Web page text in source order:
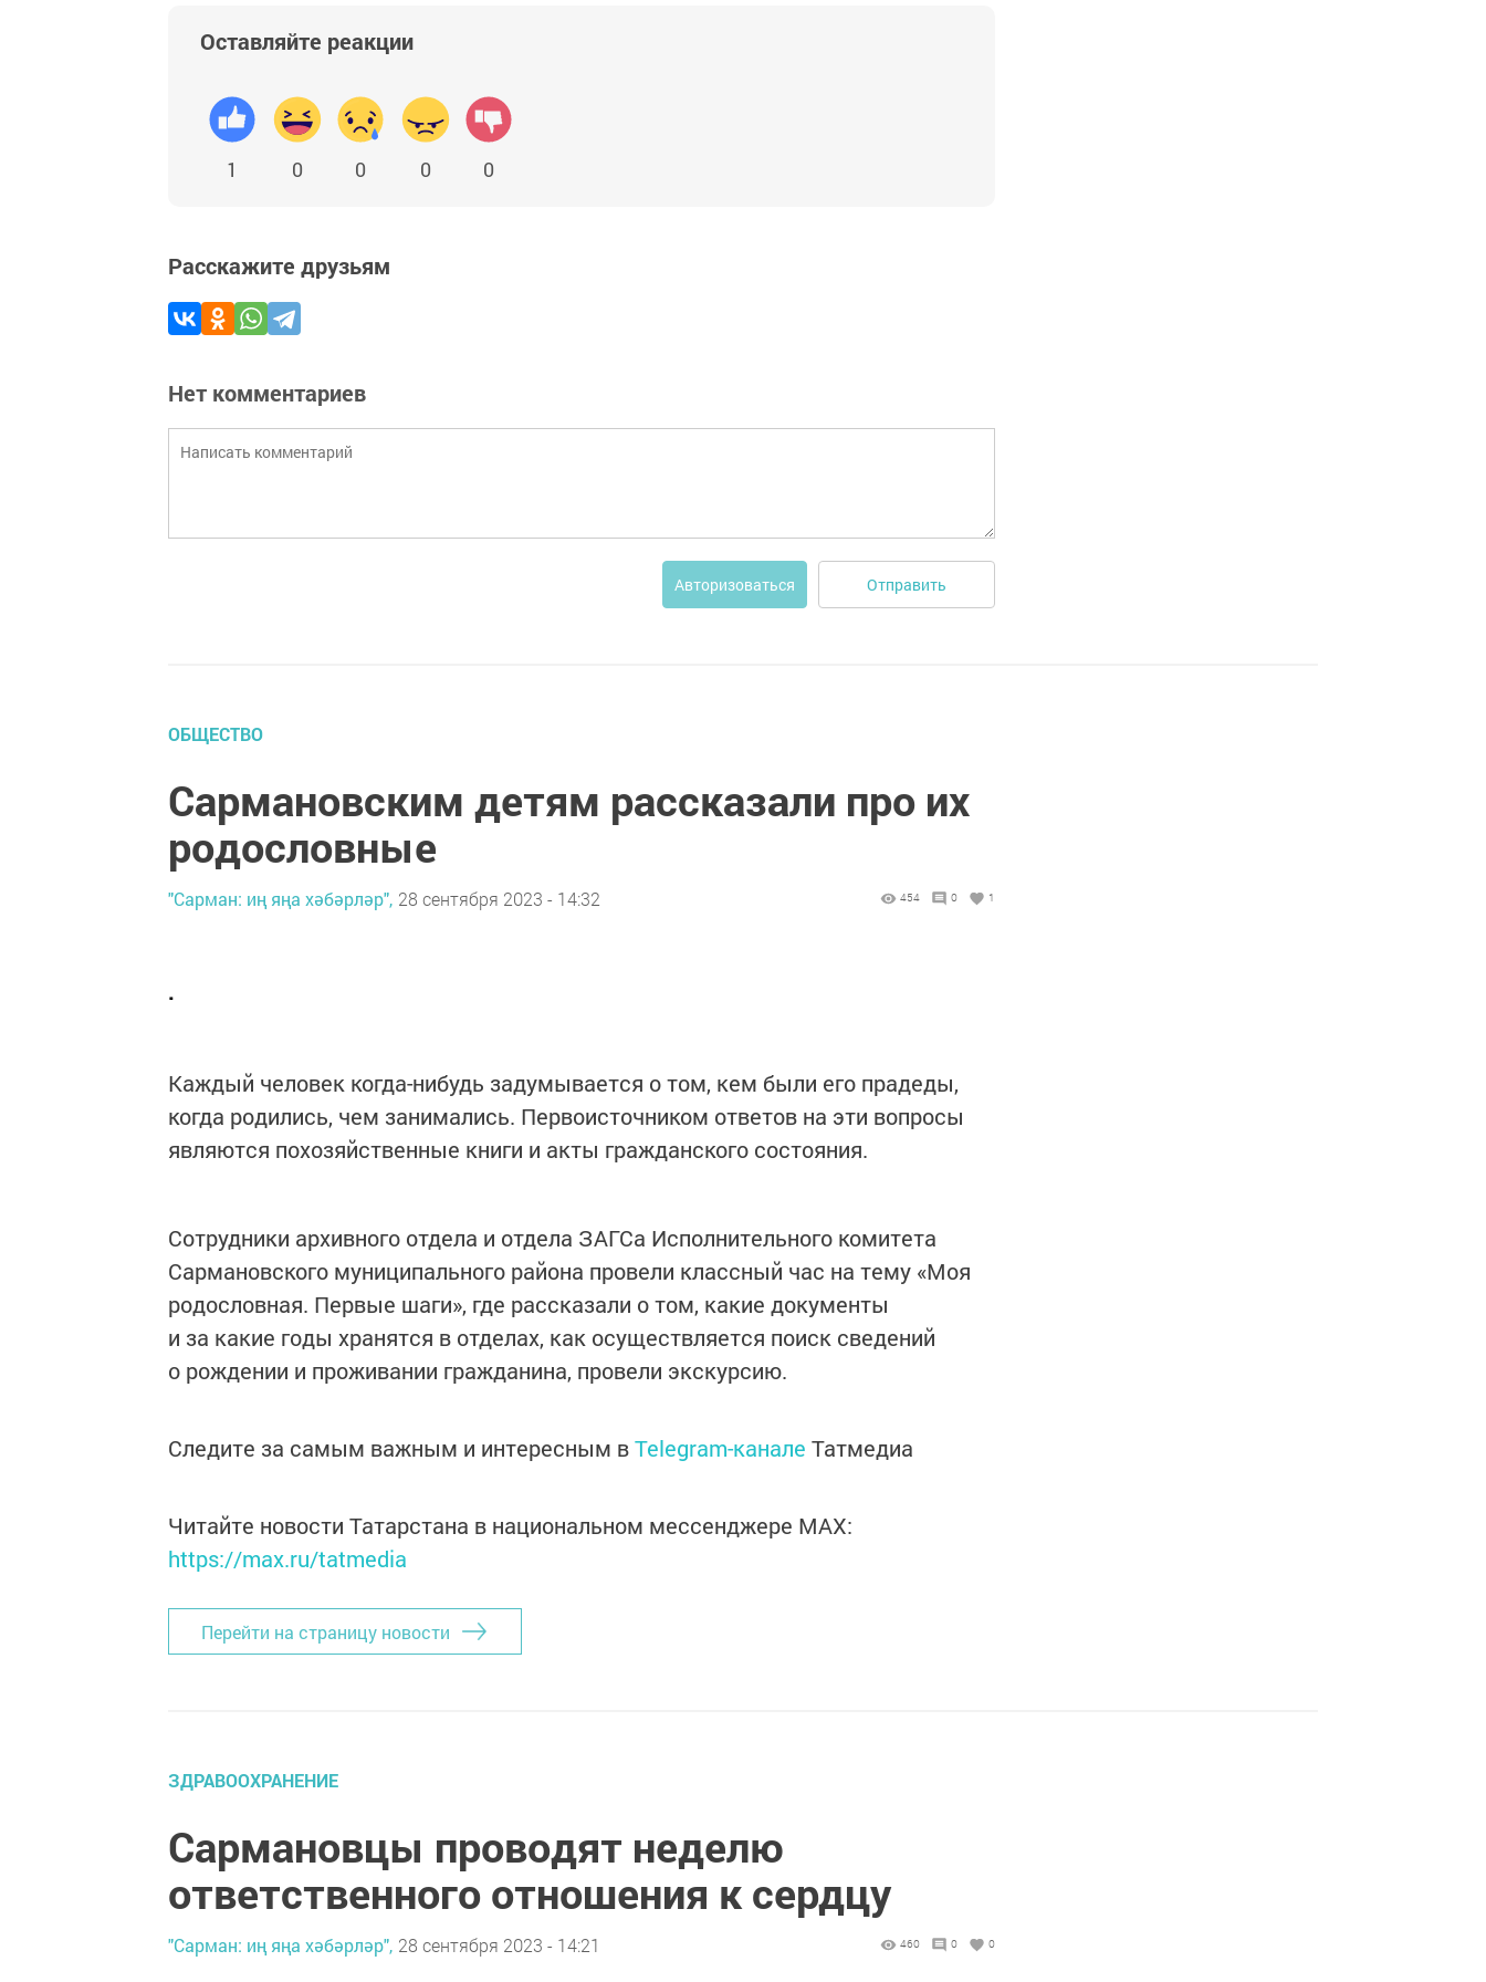
Оставляйте реакции
1 0 0 0 0
Расскажите друзьям
Нет комментариев
Авторизоваться Отправить
ОБЩЕСТВО
Сармановским детям рассказали про их
родословные
"Сарман: иң яңа хәбәрләр", 28 сентября 2023 - 14:32 454 0 1
.
Каждый человек когда-нибудь задумывается о том, кем были его прадеды,
когда родились, чем занимались. Первоисточником ответов на эти вопросы
являются похозяйственные книги и акты гражданского состояния.
Сотрудники архивного отдела и отдела ЗАГСа Исполнительного комитета
Сармановского муниципального района провели классный час на тему «Моя
родословная. Первые шаги», где рассказали о том, какие документы
и за какие годы хранятся в отделах, как осуществляется поиск сведений
о рождении и проживании гражданина, провели экскурсию.
Следите за самым важным и интересным вTelegram-канале Татмедиа
Читайте новости Татарстана в национальном мессенджере MАХ:
https://max.ru/tatmedia
Перейти на страницу новости
ЗДРАВООХРАНЕНИЕ
Сармановцы проводят неделю
ответственного отношения к сердцу
"Сарман: иң яңа хәбәрләр", 28 сентября 2023 - 14:21 460 0 0